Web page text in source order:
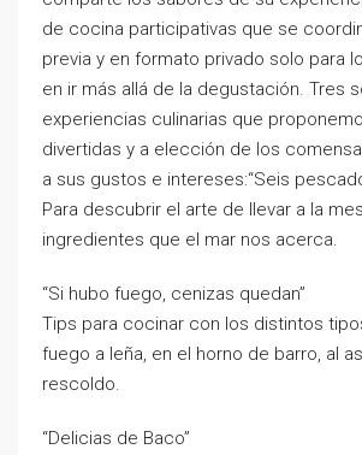
de cocina participativas que se
previa y en formato privado solo para
en ir más allá de la degustación. Tres
experiencias culinarias que
divertidas y a elección de los
a sus gustos e intereses:“Seis
Para descubrir el arte de llevar a la
ingredientes que el mar nos acerca.
“Si hubo fuego, cenizas quedan”
Tips para cocinar con los distintos
fuego a leña, en el horno de barro, al
rescoldo.
“Delicias de Baco”